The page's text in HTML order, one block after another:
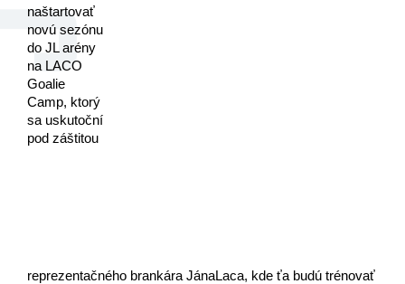
naštartovať
novú sezónu
do JL arény
na LACO
Goalie
Camp, ktorý
sa uskutoční
pod záštitou
reprezentačného brankára JánaLaca, kde ťa budú trénovať